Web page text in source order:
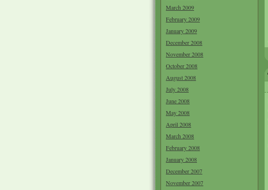
March 2009
February 2009
January 2009
December 2008
November 2008
October 2008
August 2008
July 2008
June 2008
May 2008
April 2008
March 2008
February 2008
January 2008
December 2007
November 2007